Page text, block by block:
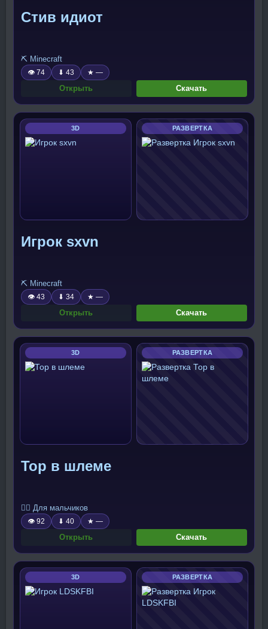
Стив идиот
⛏️ Minecraft
👁 74 ⬇ 43 ★ —
Открыть Скачать
3D РАЗВЕРТКА
Игрок sxvn
⛏️ Minecraft
👁 43 ⬇ 34 ★ —
Открыть Скачать
3D РАЗВЕРТКА
Тор в шлеме
🧍‍♂️ Для мальчиков
👁 92 ⬇ 40 ★ —
Открыть Скачать
3D РАЗВЕРТКА